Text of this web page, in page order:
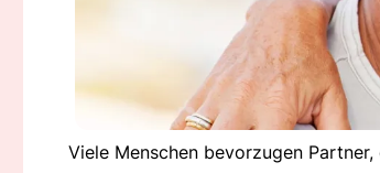
Viele Menschen bevorzugen